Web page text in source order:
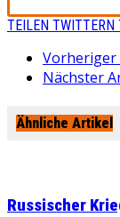
TEILEN TWITTERN
Vorheriger
Nächster
Ähnliche Artikel
Russischer